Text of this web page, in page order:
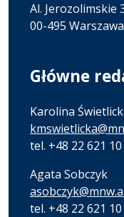
Al. Jerozolimskie
00-495 Warszawa
Główne
Karolina
tel. +48 22 621
Agata Sobczyk
tel. +48 22 621